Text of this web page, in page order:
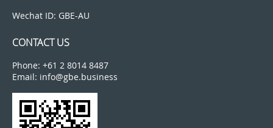
Wechat ID: GBE-AU
CONTACT US
Phone: +61 2 8014 8487
Email: info@gbe.business